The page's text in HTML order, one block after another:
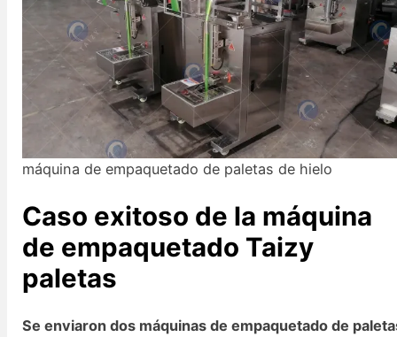
máquina de empaquetado de paletas de hielo
Caso exitoso de la máquina
de empaquetado Taizy
paletas
Se enviaron dos máquinas de empaquetado de